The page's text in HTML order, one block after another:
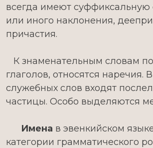
всегда имеют суффиксальную
или иного наклонения,
причастия.
К знаменательным словам
глаголов, относятся наречия.
служебных слов входят
частицы. Особо выделяются
Имена в эвенкийском
категории грамматического